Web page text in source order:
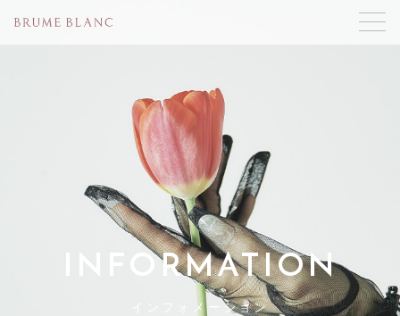
INFORMATION
インフォメーション